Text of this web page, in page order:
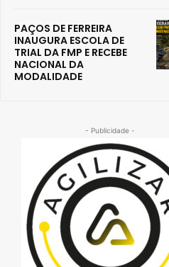
PAÇOS DE FERREIRA
INAUGURA ESCOLA DE
TRIAL DA FMP E RECEBE
NACIONAL DA
MODALIDADE
- Publicidade -